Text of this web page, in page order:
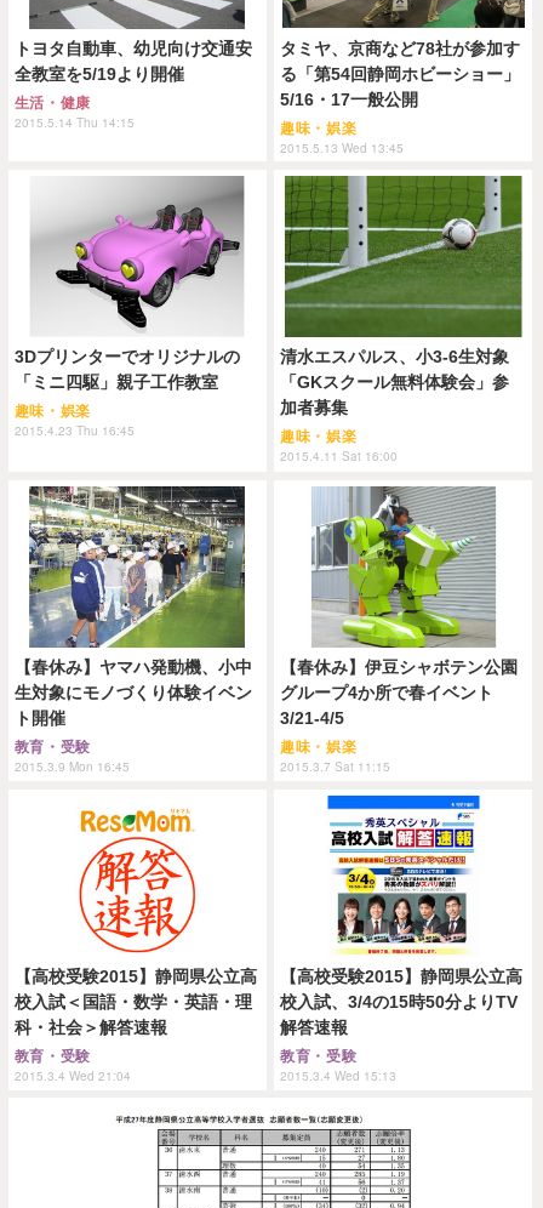
トヨタ自動車、幼児向け交通安
全教室を5/19より開催
生活・健康
2015.5.14 Thu 14:15
タミヤ、京商など78社が参加す
る「第54回静岡ホビーショー」
5/16・17一般公開
趣味・娯楽
2015.5.13 Wed 13:45
3Dプリンターでオリジナルの
「ミニ四駆」親子工作教室
趣味・娯楽
2015.4.23 Thu 16:45
清水エスパルス、小3-6生対象
「GKスクール無料体験会」参
加者募集
趣味・娯楽
2015.4.11 Sat 16:00
【春休み】ヤマハ発動機、小中
生対象にモノづくり体験イベン
ト開催
教育・受験
2015.3.9 Mon 16:45
【春休み】伊豆シャボテン公園
グループ4か所で春イベント
3/21-4/5
趣味・娯楽
2015.3.7 Sat 11:15
【高校受験2015】静岡県公立高
校入試＜国語・数学・英語・理
科・社会＞解答速報
教育・受験
2015.3.4 Wed 21:04
【高校受験2015】静岡県公立高
校入試、3/4の15時50分よりTV
解答速報
教育・受験
2015.3.4 Wed 15:13